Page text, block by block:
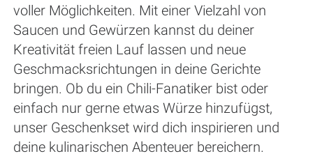
voller Möglichkeiten. Mit einer Vielzahl von
Saucen und Gewürzen kannst du deiner
Kreativität freien Lauf lassen und neue
Geschmacksrichtungen in deine Gerichte
bringen. Ob du ein Chili-Fanatiker bist oder
einfach nur gerne etwas Würze hinzufügst,
unser Geschenkset wird dich inspirieren und
deine kulinarischen Abenteuer bereichern.